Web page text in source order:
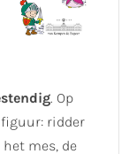
. Op
ridder
mes, de